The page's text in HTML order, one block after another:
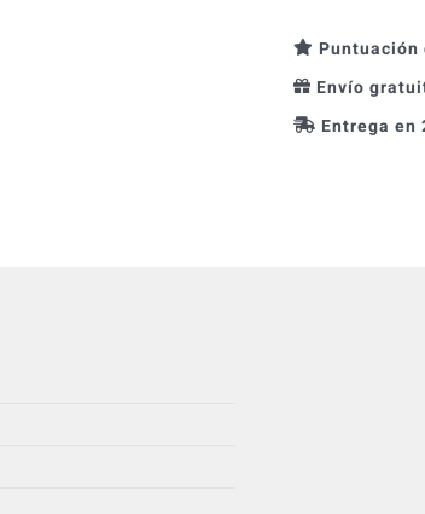
Envío
Entrega en